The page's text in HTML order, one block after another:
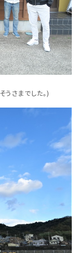
うさまでした。)